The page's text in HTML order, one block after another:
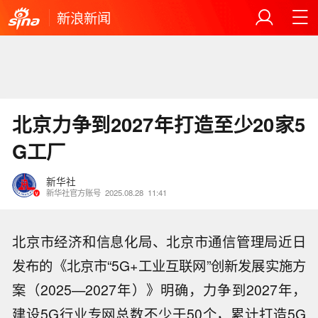
新浪新闻
北京力争到2027年打造至少20家5
G工厂
新华社
新华社官方账号 2025.08.28 11:41
北京市经济和信息化局、北京市通信管理局近日
发布的《北京市“5G+工业互联网”创新发展实施方
案（2025—2027年）》明确，力争到2027年，